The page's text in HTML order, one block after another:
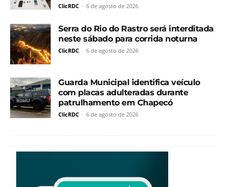
ClicRDC - 6 de agosto de 2026
Serra do Rio do Rastro será interditada
neste sábado para corrida noturna
ClicRDC - 6 de agosto de 2026
Guarda Municipal identifica veículo
com placas adulteradas durante
patrulhamento em Chapecó
ClicRDC - 6 de agosto de 2026